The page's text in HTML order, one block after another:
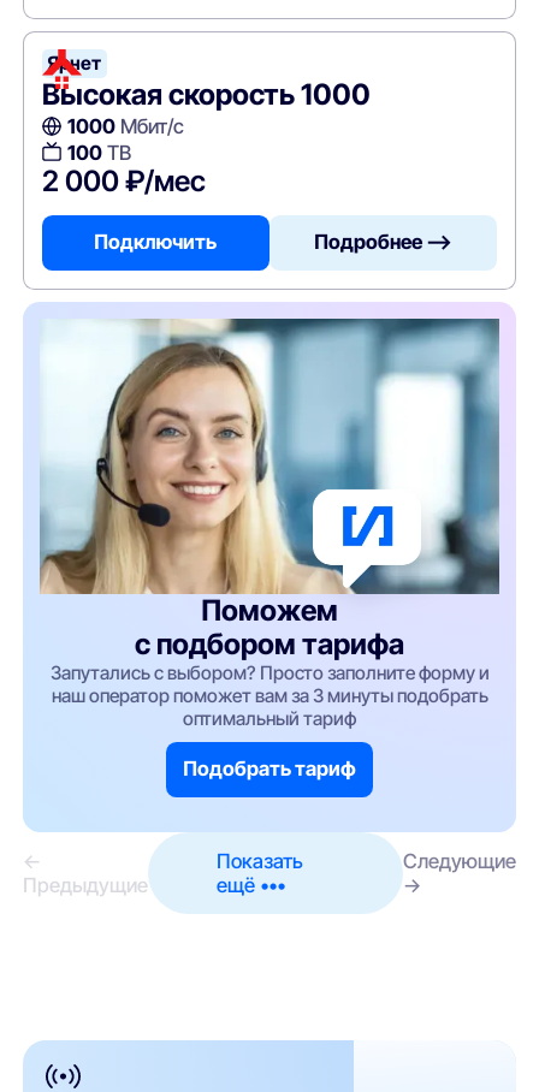
Ярнет
Высокая скорость 1000
1000Мбит/с
100ТВ
2 000 ₽/мес
Подключить Подробнее —>
Поможем
с подбором тарифа
Запутались с выбором? Просто заполните форму и
наш оператор поможет вам за 3 минуты подобрать
оптимальный тариф
Подобрать тариф
←
Предыдущие
Показать
ещё •••
Следующие
→